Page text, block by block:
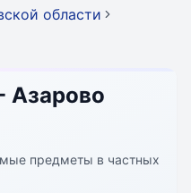
области
Азарово
предметы в частных